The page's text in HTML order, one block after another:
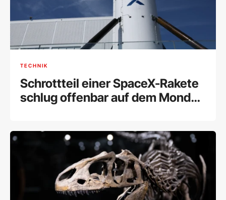
TECHNIK
Schrottteil einer SpaceX-Rakete
schlug offenbar auf dem Mond